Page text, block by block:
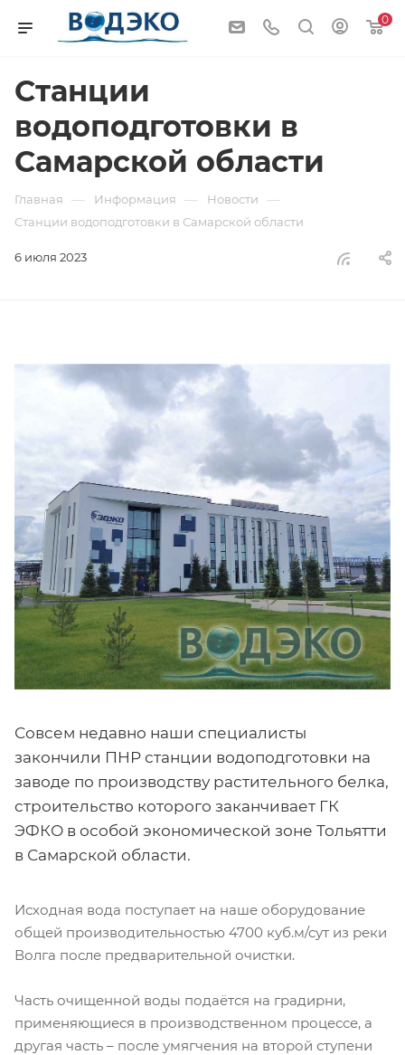
0
Станции
водоподготовки в
Самарской области
Главная — Информация — Новости —
Станции водоподготовки в Самарской области
6 июля 2023
Совсем недавно наши специалисты
закончили ПНР станции водоподготовки на
заводе по производству растительного белка,
строительство которого заканчивает ГК
ЭФКО в особой экономической зоне Тольятти
в Самарской области.
Исходная вода поступает на наше оборудование
общей производительностью 4700 куб.м/сут из реки
Волга после предварительной очистки.
Часть очищенной воды подаётся на градирни,
применяющиеся в производственном процессе, а
другая часть – после умягчения на второй ступени